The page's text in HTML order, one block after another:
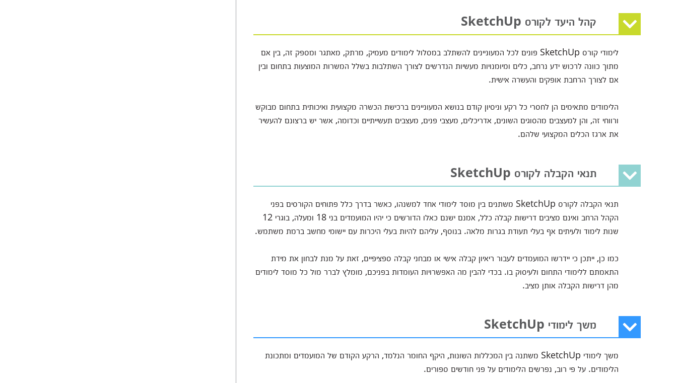
קהל היעד לקורס SketchUp
לימודי קורס SketchUp פונים לכל המעוניינים להשתלב במסלול לימודים מעמיק, מרתק, מאתגר ומספק זה, בין אם
מתוך כוונה לרכוש ידע נרחב, כלים ומיומנויות מעשיות הנדרשים לצורך השתלבות בשלל המשרות המוצעות בתחום ובין
אם לצורך הרחבת אופקים והעשרה אישית.
הלימודים מתאימים הן לחסרי כל רקע וניסיון קודם בנושא המעוניינים ברכישת הכשרה מקצועית ואיכותית בתחום מבוקש
ורווחי זה, והן למעצבים מהסוגים השונים, אדריכלים, מעצבי פנים, מעצבים תעשייתיים וכדומה, אשר יש ברצונם להעשיר
את ארגז הכלים המקצועי שלהם.
תנאי הקבלה לקורס SketchUp
תנאי הקבלה לקורס SketchUp משתנים בין מוסד לימודי אחד למשנהו, כאשר בדרך כלל פתוחים הקורסים בפני
הקהל הרחב ואינם מציבים דרישות קבלה כלל, אמנם ישנם כאלו הדורשים כי יהיו המועמדים בני 18 ומעלה, בוגרי 12
שנות לימוד ולעיתים אף בעלי תעודת בגרות מלאה. בנוסף, עליהם להיות בעלי היכרות עם יישומי מחשב ברמת משתמש.
כמו כן, ייתכן כי יידרשו המועמדים לעבור ריאיון קבלה אישי או מבחני קבלה ספציפיים, זאת על מנת לבחון את מידת
התאמתם ללימודי התחום ולעיסוק בו. בכדי להבין מה האפשרויות העומדות בפניכם, מומלץ לברר מול כל מוסד לימודים
מהן דרישות הקבלה אותן מציב.
משך לימודי SketchUp
משך לימודי SketchUp משתנה בין המכללות השונות, היקף החומר הנלמד, הרקע הקודם של המועמדים ומתכונת
הלימודים. על פי רוב, נפרשים הלימודים על פני חודשים ספורים.